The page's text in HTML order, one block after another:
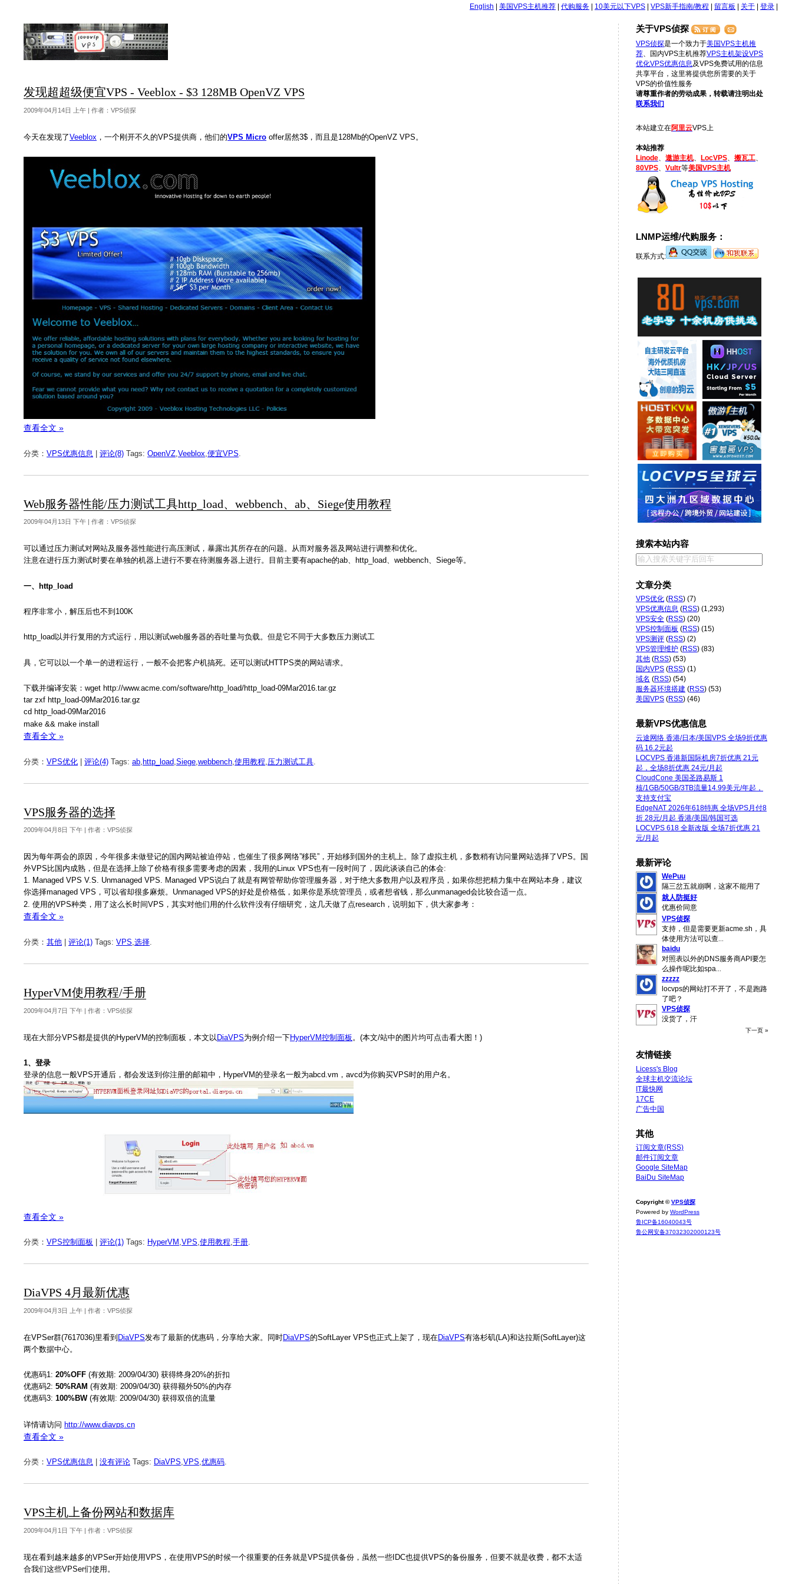
English 美国VPS主机推荐 代购服务 10美元以下VPS VPS新手指南/教程 留言板 关于 登录
发现超超级便宜VPS - Veeblox - $3 128MB OpenVZ VPS
2009年04月14日 上午 | 作者：VPS侦探
今天在发现了Veeblox ，一个刚开不久的VPS提供商，他们的VPS Micro offer居然3$，而且是128Mb的OpenVZ VPS。
查看全文 »
分类： VPS优惠信息 | 评论(8) Tags: OpenVZ Veeblox 便宜VPS
Web服务器性能/压力测试工具http_load、webbench、ab、Siege使用教程
2009年04月13日 下午 | 作者：VPS侦探
可以通过压力测试对网站及服务器性能进行高压测试，暴露出其所存在的问题。从而对服务器及网站进行调整和优化。
注意在进行压力测试时要在单独的机器上进行不要在待测服务器上进行。目前主要有apache的ab、http_load、webbench、Siege等。
一、http_load
程序非常小，解压后也不到100K
http_load以并行复用的方式运行，用以测试web服务器的吞吐量与负载。但是它不同于大多数压力测试工
具，它可以以一个单一的进程运行，一般不会把客户机搞死。还可以测试HTTPS类的网站请求。
下载并编译安装：wget http://www.acme.com/software/http_load/http_load-09Mar2016.tar.gz
tar zxf http_load-09Mar2016.tar.gz
cd http_load-09Mar2016
make && make install
查看全文 »
分类： VPS优化 | 评论(4) Tags: ab http_load Siege webbench 使用教程 压力测试工具
VPS服务器的选择
2009年04月8日 下午 | 作者：VPS侦探
因为每年两会的原因，今年很多未做登记的国内网站被迫停站，也催生了很多网络”移民”，开始移到国外的主机上。除了虚拟主机，多数稍有访问量网站选择了VPS。国
外VPS比国内成熟，但是在选择上除了价格有很多需要考虑的因素，我用的Linux VPS也有一段时间了，因此谈谈自己的体会:
1. Managed VPS V.S. Unmanaged VPS. Managed VPS说白了就是有网管帮助你管理服务器，对于绝大多数用户以及程序员，如果你想把精力集中在网站本身，建议
你选择managed VPS，可以省却很多麻烦。Unmanaged VPS的好处是价格低，如果你是系统管理员，或者想省钱，那么unmanaged会比较合适一点。
2. 使用的VPS种类，用了这么长时间VPS，其实对他们用的什么软件没有仔细研究，这几天做了点research，说明如下，供大家参考：
查看全文 »
分类： 其他 评论(1) Tags: VPS 选择
HyperVM使用教程/手册
2009年04月7日 下午 | 作者：VPS侦探
现在大部分VPS都是提供的HyperVM的控制面板，本文以 DiaVPS为例介绍一下HyperVM控制面板 。(本文/站中的图片均可点击看大图！)
1、登录
登录的信息一般VPS开通后，都会发送到你注册的邮箱中，HyperVM的登录名一般为abcd.vm，avcd为你购买VPS时的用户名。
查看全文 »
分类： VPS控制面板 评论(1) Tags: HyperVM ,VPS,使用教程,手册.
DiaVPS 4月最新优惠
2009年04月3日 上午 | 作者：VPS侦探
在VPSer群(7617036)里看到 DiaVPS发布了最新的优惠码，分享给大家。同时DiaVPS的SoftLayer VPS也正式上架了，现在DiaVPS有洛杉矶(LA)和达拉斯(SoftLayer)这
两个数据中心。
优惠码1: 20%OFF (有效期: 2009/04/30) 获得终身20%的折扣
优惠码2: 50%RAM (有效期: 2009/04/30) 获得额外50%的内存
优惠码3: 100%BW(有效期: 2009/04/30) 获得双倍的流量
详情请访问 http://www.diavps.cn
查看全文 »
分类： VPS优惠信息 没有评论 Tags: DiaVPS,VPS,优惠码.
VPS主机上备份网站和数据库
2009年04月1日 下午 | 作者：VPS侦探
现在看到越来越多的VPSer开始使用VPS，在使用VPS的时候一个很重要的任务就是VPS提供备份，虽然一些IDC也提供VPS的备份服务，但要不就是收费，都不太适
合我们这些VPSer们使用。
关于VPS侦探
VPS侦探是一个致力于美国VPS主机推
荐 、国内VPS主机推荐VPS主机架设VPS
优化VPS优惠信息 及VPS免费试用的信息
共享平台，这里将提供您所需要的关于
VPS的价值性服务
请尊重作者的劳动成果，转载请注明出处
联系我们
本站建立在阿里云VPS上
本站推荐
Linode
遨游主机、 LocVPS 搬瓦工
80VPS
Vultr等美国VPS主机
LNMP运维/代购服务：
联系方式:
搜索本站内容
文章分类
VPS优化 (RSS) (7)
VPS优惠信息 (RSS) (1,293)
VPS安全 (RSS) (20)
VPS控制面板 (RSS) (15)
VPS测评 (RSS) (2)
VPS管理维护 (RSS) (83)
其他 (RSS) (53)
国内VPS (RSS) (1)
域名 (RSS) (54)
服务器环境搭建 (RSS) (53)
美国VPS (RSS) (46)
最新VPS优惠信息
云途网络 香港/日本/美国VPS 全场9折优惠
码 16.2元起
LOCVPS 香港新国际机房7折优惠 21元
起，全场8折优惠 24元/月起
CloudCone 美国圣路易斯 1
核/1GB/50GB/3TB流量14.99美元/年起，
支持支付宝
EdgeNAT 2026年618特惠 全场VPS月付8
折 28元/月起 香港/美国/韩国可选
LOCVPS 618 全新改版 全场7折优惠 21
元/月起
最新评论
WePuu
隔三岔五就崩啊，这家不能用了
就人防挺好
优惠价同意
VPS侦探
支持，但是需要更新acme.sh，具
体使用方法可以查
baidu
对照表以外的DNS服务商API要怎
么操作呢比如spa
zzzzz
locvps的网站打不开了，不是跑路
了吧？
VPS侦探
没货了，汗
下一页 »
友情链接
Licess's Blog
全球主机交流论坛
IT最快网
17CE
广告中国
其他
订阅文章(RSS)
邮件订阅文章
Google SiteMap
BaiDu SiteMap
Copyright ©VPS侦探
Powered by WordPress
鲁ICP备16040043号
鲁公网安备37032302000123号